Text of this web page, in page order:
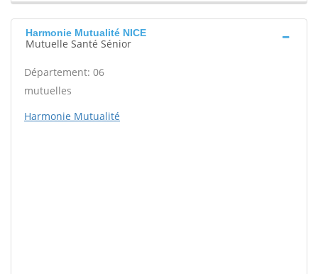
Harmonie Mutualité NICE
Mutuelle Santé Sénior
Département: 06
mutuelles
Harmonie Mutualité